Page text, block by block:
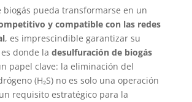
biogás pueda transformarse en un
y compatible con las redes
, es imprescindible garantizar su
donde la desulfuración de biogás
papel clave: la eliminación del
(H₂S) no es solo una operación
requisito estratégico para la